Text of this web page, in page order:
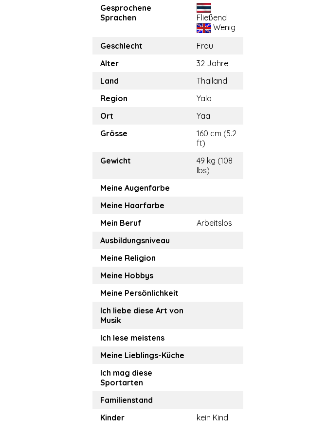
Gesprochene
Sprachen
Fließend
Wenig
Geschlecht
Frau
Alter
32 Jahre
Land
Thailand
Region
Yala
Ort
Yaa
Grösse
160 cm (5.2
ft)
Gewicht
49 kg (108
lbs)
Meine Augenfarbe
Meine Haarfarbe
Mein Beruf
Arbeitslos
Ausbildungsniveau
Meine Religion
Meine Hobbys
Meine Persönlichkeit
Ich liebe diese Art von
Musik
Ich lese meistens
Meine Lieblings-Küche
Ich mag diese
Sportarten
Familienstand
Kinder
kein Kind